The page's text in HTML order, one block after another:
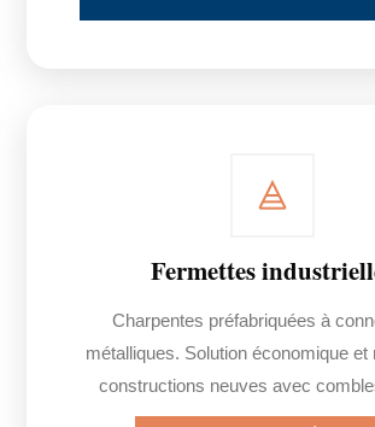
Fermettes
Charpentes préfabriquées à
métalliques. Solution économique et
constructions neuves avec